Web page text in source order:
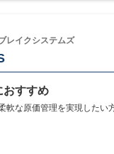
レイクシステムズ
おすすめ
軟な原価管理を実現したい